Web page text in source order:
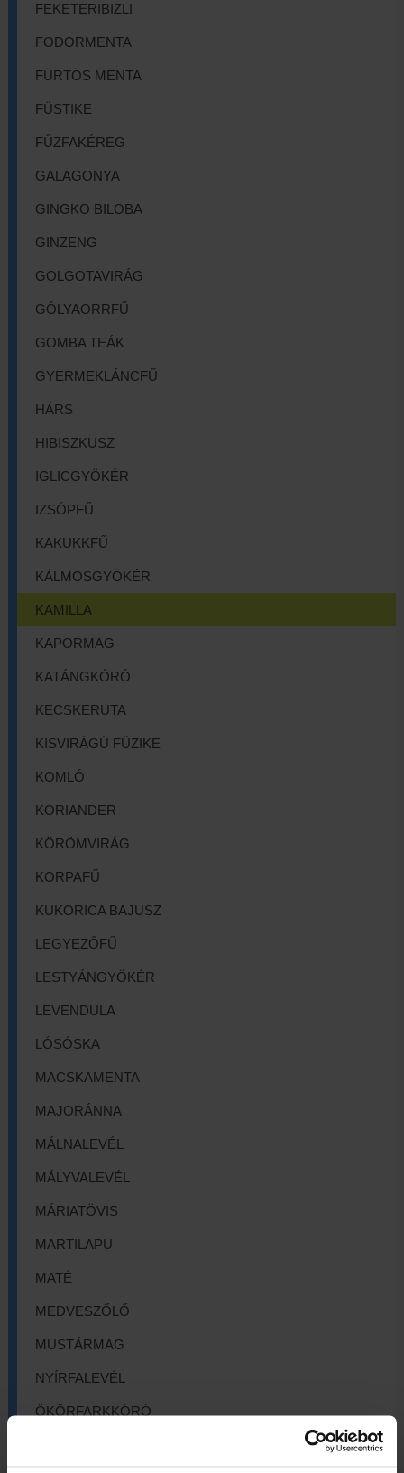
FEKETERIBIZLI
FODORMENTA
FÜRTÖS MENTA
FÜSTIKE
FŰZFAKÉREG
GALAGONYA
GINGKO BILOBA
GINZENG
GOLGOTAVIRÁG
GÓLYAORRFŰ
GOMBA TEÁK
GYERMEKLÁNCFŰ
HÁRS
HIBISZKUSZ
IGLICGYÖKÉR
IZSÓPFŰ
KAKUKKFŰ
KÁLMOSGYÖKÉR
KAMILLA
KAPORMAG
KATÁNGKÓRÓ
KECSKERUTA
KISVIRÁGÚ FÜZIKE
KOMLÓ
KORIANDER
KÖRÖMVIRÁG
KORPAFŰ
KUKORICA BAJUSZ
LEGYEZŐFŰ
LESTYÁNGYÖKÉR
LEVENDULA
LÓSÓSKA
MACSKAMENTA
MAJORÁNNA
MÁLNALEVÉL
MÁLYVALEVÉL
MÁRIATÖVIS
MARTILAPU
MATÉ
MEDVESZŐLŐ
MUSTÁRMAG
NYÍRFALEVÉL
ÖKÖRFARKKÓRÓ